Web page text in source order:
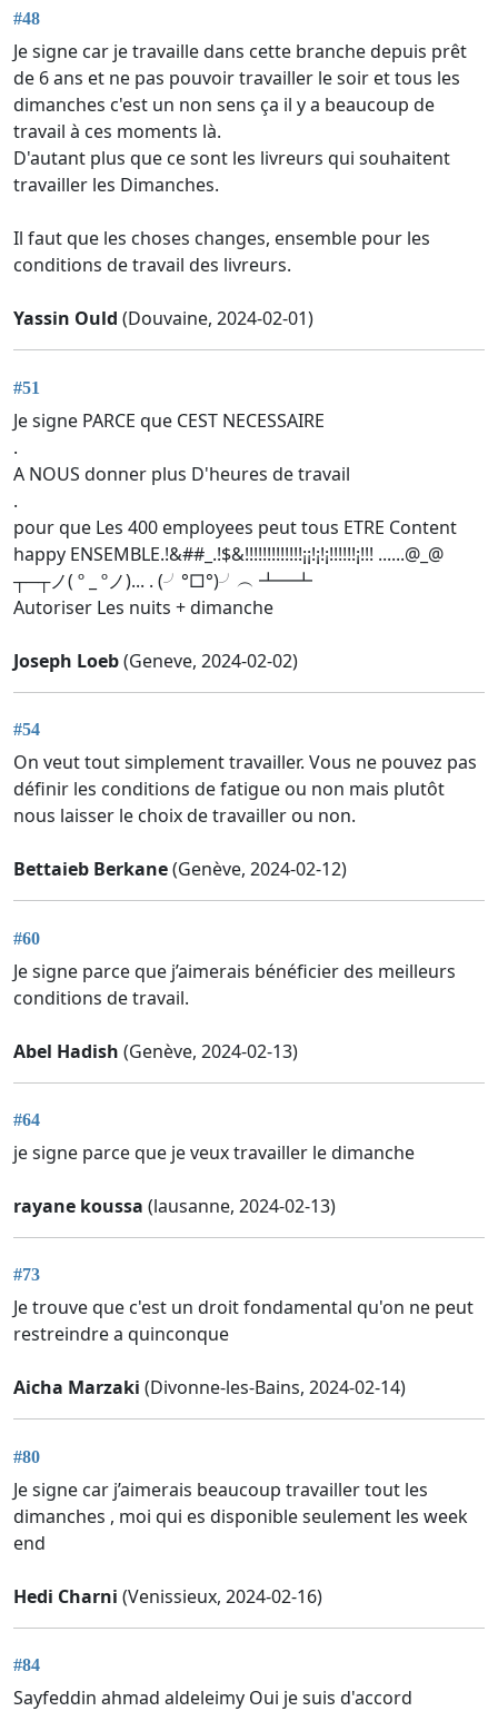
#48
Je signe car je travaille dans cette branche depuis prêt
de 6 ans et ne pas pouvoir travailler le soir et tous les
dimanches c'est un non sens ça il y a beaucoup de
travail à ces moments là.
D'autant plus que ce sont les livreurs qui souhaitent
travailler les Dimanches.
Il faut que les choses changes, ensemble pour les
conditions de travail des livreurs.
Yassin Ould (Douvaine, 2024-02-01)
#51
Je signe PARCE que CEST NECESSAIRE
.
A NOUS donner plus D'heures de travail
.
pour que Les 400 employees peut tous ETRE Content
happy ENSEMBLE.!&##_.!$&!!!!!!!!!!!!!¡¡!¡!¡!!!!!!¡!!! ......@_@
┬─┬ノ( º _ ºノ)... . (╯°□°)╯︵ ┻━┻
Autoriser Les nuits + dimanche
Joseph Loeb(Geneve, 2024-02-02)
#54
On veut tout simplement travailler. Vous ne pouvez pas
définir les conditions de fatigue ou non mais plutôt
nous laisser le choix de travailler ou non.
Bettaieb Berkane(Genève, 2024-02-12)
#60
Je signe parce que j’aimerais bénéficier des meilleurs
conditions de travail.
Abel Hadish (Genève, 2024-02-13)
#64
je signe parce que je veux travailler le dimanche
rayane koussa (lausanne, 2024-02-13)
#73
Je trouve que c'est un droit fondamental qu'on ne peut
restreindre a quinconque
Aicha Marzaki (Divonne-les-Bains, 2024-02-14)
#80
Je signe car j’aimerais beaucoup travailler tout les
dimanches , moi qui es disponible seulement les week
end
Hedi Charni (Venissieux, 2024-02-16)
#84
Sayfeddin ahmad aldeleimy Oui je suis d'accord